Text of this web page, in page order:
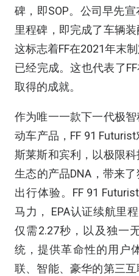
碑，即SOP。公司早先
里程碑，即完成了车辆装
这标志着FF在2021年末
已经完成。这也代表了
取得的成就。
作为唯一一款下一代极
动车产品，FF 91
斯莱斯和宾利，以极限
生态的产品DNA，带来
出行体验。FF 91
马力， EPA认证续航里
仅需2.27秒，以及独一
统，提供革命性的用户
联、智能、豪华的第三